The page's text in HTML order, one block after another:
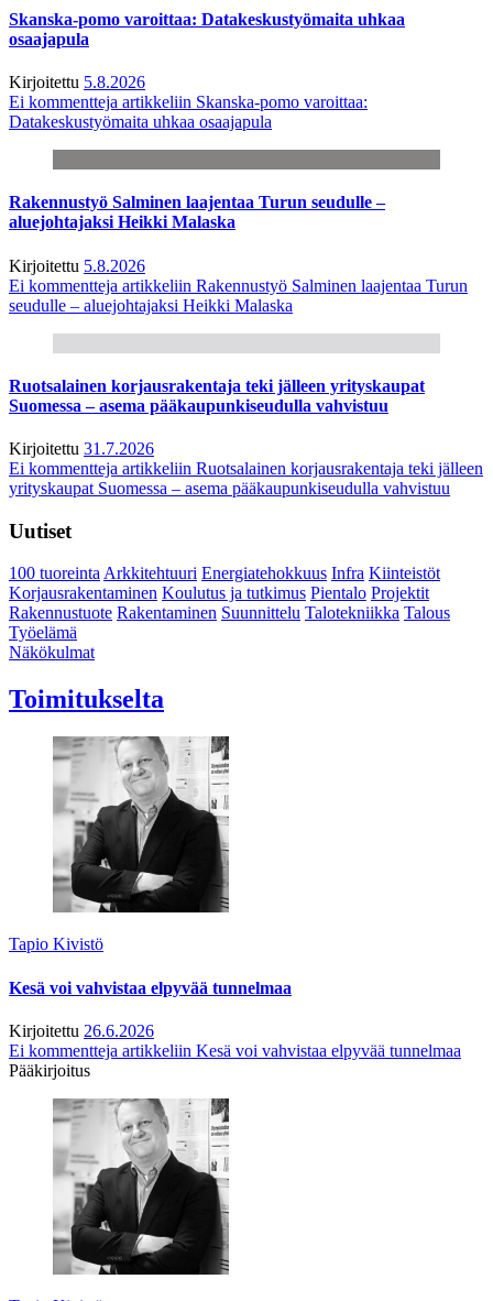
Skanska-pomo varoittaa: Datakeskustyömaita uhkaa
osaajapula
Kirjoitettu 5.8.2026
Ei kommentteja artikkeliin Skanska-pomo varoittaa:
Datakeskustyömaita uhkaa osaajapula
Rakennustyö Salminen laajentaa Turun seudulle –
aluejohtajaksi Heikki Malaska
Kirjoitettu 5.8.2026
Ei kommentteja artikkeliin Rakennustyö Salminen laajentaa Turun
seudulle – aluejohtajaksi Heikki Malaska
Ruotsalainen korjausrakentaja teki jälleen yrityskaupat
Suomessa – asema pääkaupunkiseudulla vahvistuu
Kirjoitettu 31.7.2026
Ei kommentteja artikkeliin Ruotsalainen korjausrakentaja teki jälleen
yrityskaupat Suomessa – asema pääkaupunkiseudulla vahvistuu
Uutiset
100 tuoreintaArkkitehtuuri Energiatehokkuus Infra Kiinteistöt
Korjausrakentaminen Koulutus ja tutkimus Pientalo Projektit
Rakennustuote Rakentaminen Suunnittelu Talotekniikka Talous
Työelämä
Näkökulmat
Toimitukselta
Tapio Kivistö
Kesä voi vahvistaa elpyvää tunnelmaa
Kirjoitettu 26.6.2026
Ei kommentteja artikkeliin Kesä voi vahvistaa elpyvää tunnelmaa
Pääkirjoitus